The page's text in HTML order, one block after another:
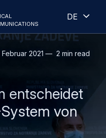
Direkt
zum
Inhalt
Skip
to
search
Deutsch
Februar 2021 2 min read
entscheidet
von